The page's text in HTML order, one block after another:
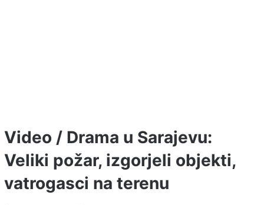
Video / Drama u Sarajevu:
Veliki požar, izgorjeli objekti,
vatrogasci na terenu